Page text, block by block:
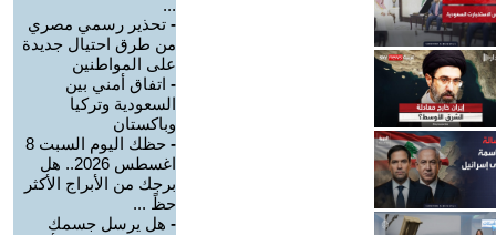
...
- تحذير رسمي مصري
من طرق احتيال جديدة
على المواطنين
- اتفاق أمني بين
السعودية وتركيا
وباكستان
-
حظك اليوم السبت 8
اغسطس 2026.. هل
برجك من الأبراج الأكثر
حظً ...
- هل يرسل جسمك